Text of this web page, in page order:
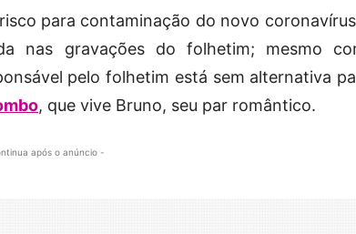
para contaminação do novo
nas gravações do folhetim; mesmo
pelo folhetim está sem alternativa
, que vive Bruno, seu par romântico.
após o anúncio -